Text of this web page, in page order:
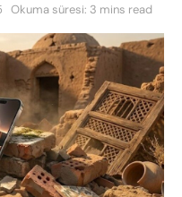
Okuma süresi: 3 mins read